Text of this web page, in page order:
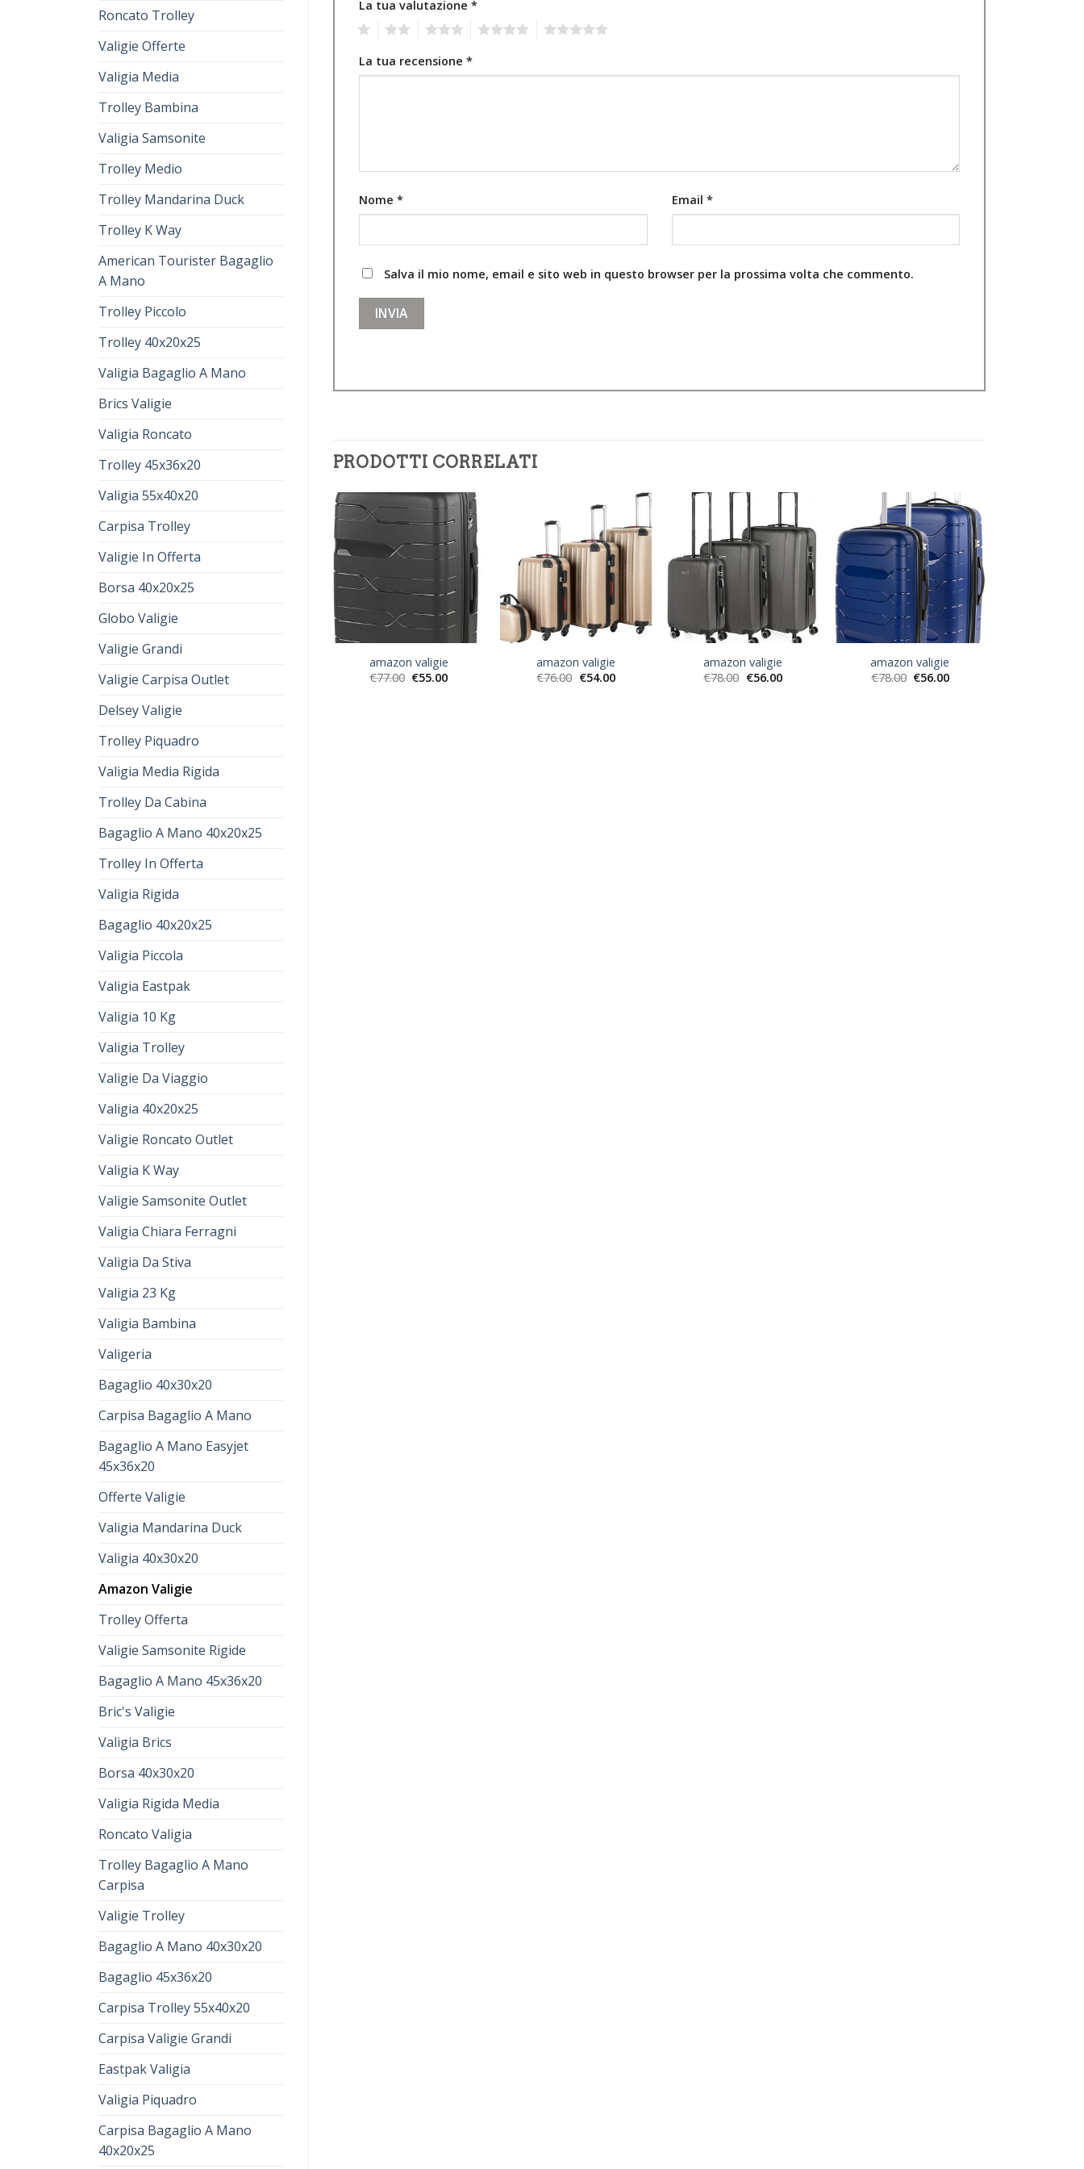
Roncato Trolley
Valigie Offerte
Valigia Media
Trolley Bambina
Valigia Samsonite
Trolley Medio
Trolley Mandarina Duck
Trolley K Way
American Tourister Bagaglio
A Mano
Trolley Piccolo
Trolley 40x20x25
Valigia Bagaglio A Mano
Brics Valigie
Valigia Roncato
Trolley 45x36x20
Valigia 55x40x20
Carpisa Trolley
Valigie In Offerta
Borsa 40x20x25
Globo Valigie
Valigie Grandi
Valigie Carpisa Outlet
Delsey Valigie
Trolley Piquadro
Valigia Media Rigida
Trolley Da Cabina
Bagaglio A Mano 40x20x25
Trolley In Offerta
Valigia Rigida
Bagaglio 40x20x25
Valigia Piccola
Valigia Eastpak
Valigia 10 Kg
Valigia Trolley
Valigie Da Viaggio
Valigia 40x20x25
Valigie Roncato Outlet
Valigia K Way
Valigie Samsonite Outlet
Valigia Chiara Ferragni
Valigia Da Stiva
Valigia 23 Kg
Valigia Bambina
Valigeria
Bagaglio 40x30x20
Carpisa Bagaglio A Mano
Bagaglio A Mano Easyjet
45x36x20
Offerte Valigie
Valigia Mandarina Duck
Valigia 40x30x20
Amazon Valigie
Trolley Offerta
Valigie Samsonite Rigide
Bagaglio A Mano 45x36x20
Bric's Valigie
Valigia Brics
Borsa 40x30x20
Valigia Rigida Media
Roncato Valigia
Trolley Bagaglio A Mano
Carpisa
Valigie Trolley
Bagaglio A Mano 40x30x20
Bagaglio 45x36x20
Carpisa Trolley 55x40x20
Carpisa Valigie Grandi
Eastpak Valigia
Valigia Piquadro
Carpisa Bagaglio A Mano
40x20x25
La tua valutazione *
La tua recensione *
Nome * Email *
Salva il mio nome, email e sito web in questo browser per la prossima volta che commento.
PRODOTTI CORRELATI
amazon valigie
€77.00 €55.00
amazon valigie
€76.00 €54.00
amazon valigie
€78.00 €56.00
amazon valigie
€78.00 €56.00
53.00
€77.00